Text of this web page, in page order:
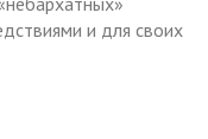
и для своих